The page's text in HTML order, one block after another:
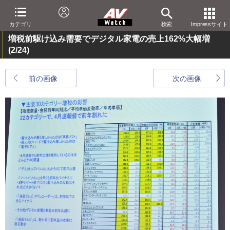
カテゴリ 検索 Impressサイト
増税前駆け込み需要でデジタル家電の売上162%大幅増
(2/24)
前の画像 次の画像